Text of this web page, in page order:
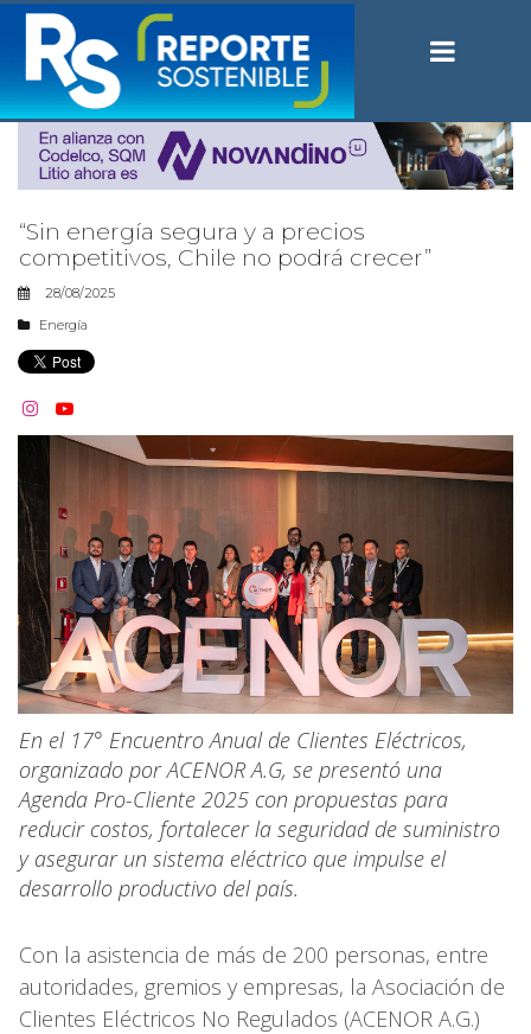
“Sin energía segura y a precios
competitivos, Chile no podrá crecer”
28/08/2025
Energía
 
En el 17° Encuentro Anual de Clientes Eléctricos,
organizado por ACENOR A.G, se presentó una
Agenda Pro-Cliente 2025 con propuestas para
reducir costos, fortalecer la seguridad de suministro
y asegurar un sistema eléctrico que impulse el
desarrollo productivo del país.
Con la asistencia de más de 200 personas, entre
autoridades, gremios y empresas, la Asociación de
Clientes Eléctricos No Regulados (ACENOR A.G.)